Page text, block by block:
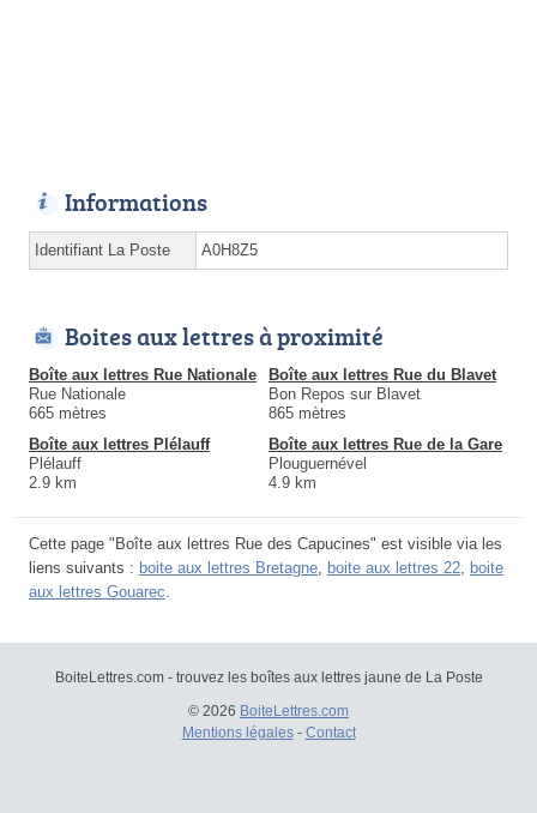
Informations
Identifiant La Poste A0H8Z5
Boites aux lettres à proximité
Boîte aux lettres Rue Nationale
Rue Nationale
665 mètres
Boîte aux lettres Rue du Blavet
Bon Repos sur Blavet
865 mètres
Boîte aux lettres Plélauff
Plélauff
2.9 km
Boîte aux lettres Rue de la Gare
Plouguernével
4.9 km
Cette page "Boîte aux lettres Rue des Capucines" est visible via les
liens suivants : boite aux lettres Bretagne boite aux lettres 22 boite
aux lettres Gouarec
BoiteLettres.com - trouvez les boîtes aux lettres jaune de La Poste
© 2026 BoiteLettres.com
Mentions légales- Contact